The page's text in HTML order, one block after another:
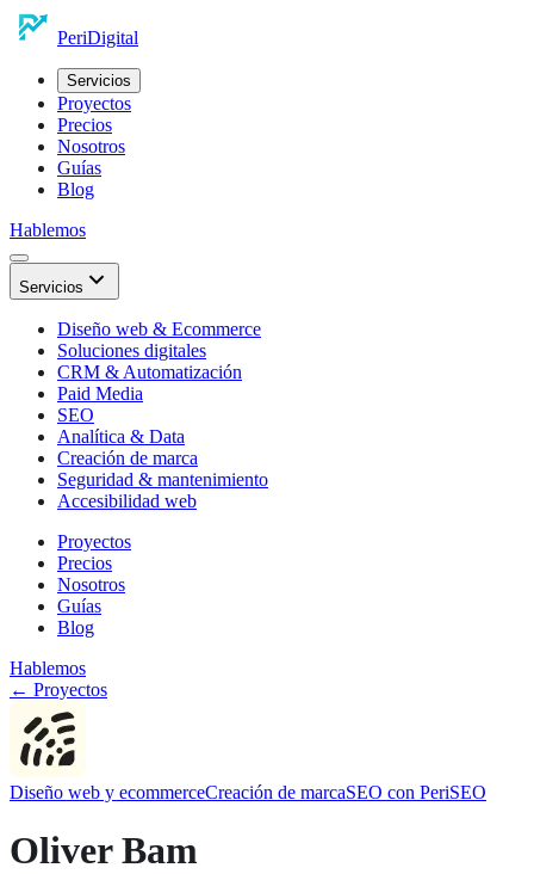
PeriDigital
Servicios
Proyectos
Precios
Nosotros
Guías
Blog
Hablemos
Servicios
Diseño web & Ecommerce
Soluciones digitales
CRM & Automatización
Paid Media
SEO
Analítica & Data
Creación de marca
Seguridad & mantenimiento
Accesibilidad web
Proyectos
Precios
Nosotros
Guías
Blog
Hablemos
← Proyectos
Diseño web y ecommerceCreación de marcaSEO con PeriSEO
Oliver Bam